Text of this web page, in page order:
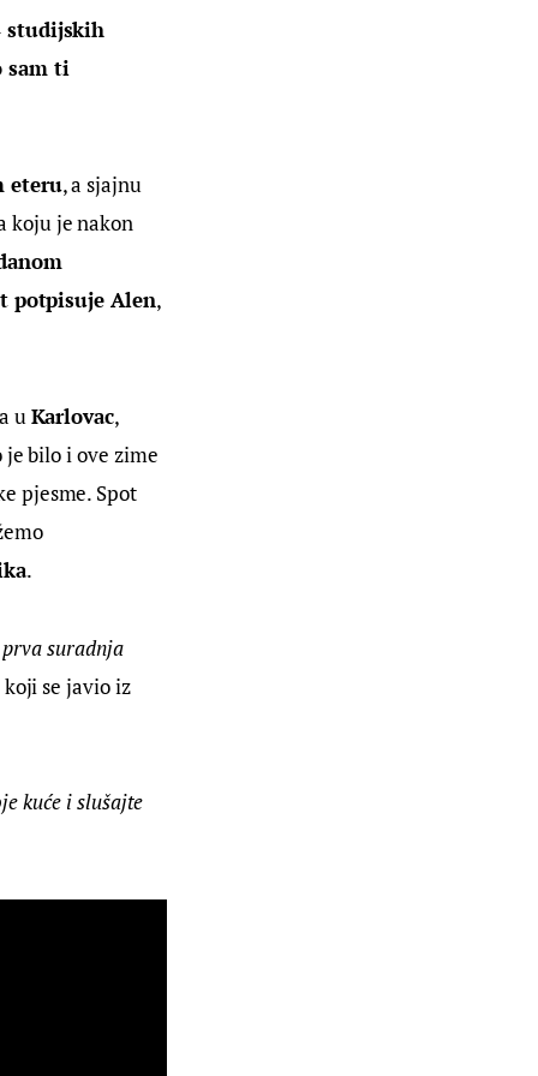
studijskih
sam ti
eteru, a sjajnu
koju je nakon
potpisuje Alen,
u Karlovac,
bilo i ove zime
pjesme. Spot
.
suradnja
koji se javio iz
kuće i slušajte